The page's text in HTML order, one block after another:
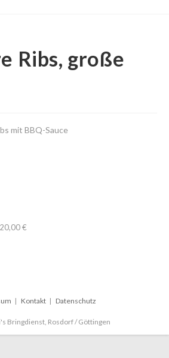
Ribs, große
mit BBQ-Sauce
20,00 €
Kontakt Datenschutz
Bringdienst, Rosdorf / Göttingen